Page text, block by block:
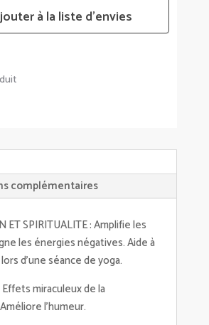
à la liste d’envies
complémentaires
ET SPIRITUALITE : Amplifie les
les énergies négatives. Aide à
d'une séance de yoga.
Effets miraculeux de la
l'humeur.